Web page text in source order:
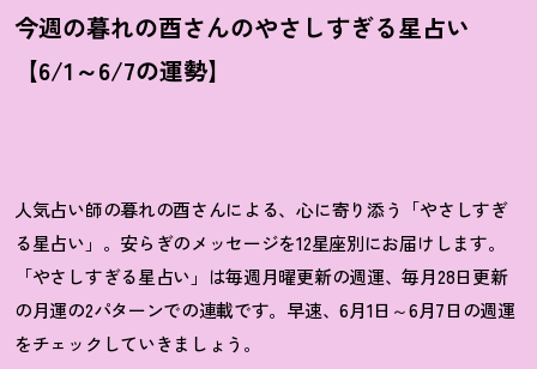
今週の暮れの酉さんのやさしすぎる星占い
【6/1～6/7の運勢】
人気占い師の暮れの酉さんによる、心に寄り添う「やさしすぎ
る星占い」。安らぎのメッセージを12星座別にお届けします。
「やさしすぎる星占い」は毎週月曜更新の週運、毎月28日更新
の月運の2パターンでの連載です。早速、6月1日～6月7日の週運
をチェックしていきましょう。